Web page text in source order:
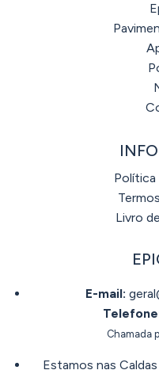
Política
Livro
E-mail:
Chamada
Estamos nas